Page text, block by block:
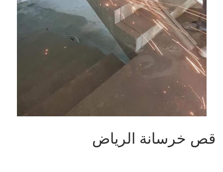
قص خرسانة الرياض